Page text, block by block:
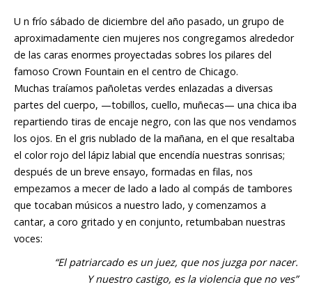
U n frío sábado de diciembre del año pasado, un grupo de
aproximadamente cien mujeres nos congregamos alrededor
de las caras enormes proyectadas sobres los pilares del
famoso Crown Fountain en el centro de Chicago.
Muchas traíamos pañoletas verdes enlazadas a diversas
partes del cuerpo, —tobillos, cuello, muñecas— una chica iba
repartiendo tiras de encaje negro, con las que nos vendamos
los ojos. En el gris nublado de la mañana, en el que resaltaba
el color rojo del lápiz labial que encendía nuestras sonrisas;
después de un breve ensayo, formadas en filas, nos
empezamos a mecer de lado a lado al compás de tambores
que tocaban músicos a nuestro lado, y comenzamos a
cantar, a coro gritado y en conjunto, retumbaban nuestras
voces:
“El patriarcado es un juez, que nos juzga por nacer.
Y nuestro castigo, es la violencia que no ves”